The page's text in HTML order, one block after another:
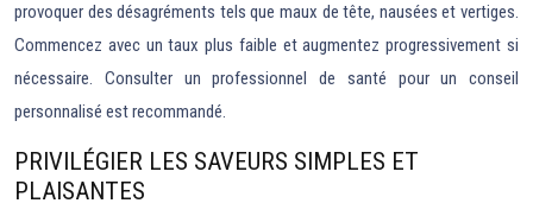
provoquer des désagréments tels que maux de tête, nausées et vertiges.
Commencez avec un taux plus faible et augmentez progressivement si
nécessaire. Consulter un professionnel de santé pour un conseil
personnalisé est recommandé.
PRIVILÉGIER LES SAVEURS SIMPLES ET
PLAISANTES